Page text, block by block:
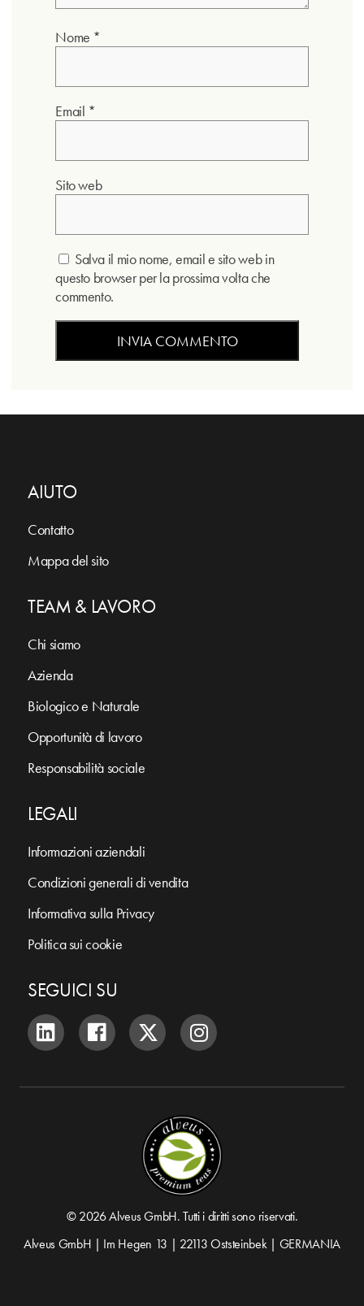
Nome *
Email *
Sito web
Salva il mio nome, email e sito web in
questo browser per la prossima volta che
commento.
AIUTO
Contatto
Mappa del sito
TEAM & LAVORO
Chi siamo
Azienda
Biologico e Naturale
Opportunità di lavoro
Responsabilità sociale
LEGALI
Informazioni aziendali
Condizioni generali di vendita
Informativa sulla Privacy
Politica sui cookie
SEGUICI SU
© 2026 Alveus GmbH. Tutti i diritti sono riservati.
Alveus GmbH | Im Hegen 13 | 22113 Oststeinbek | GERMANIA